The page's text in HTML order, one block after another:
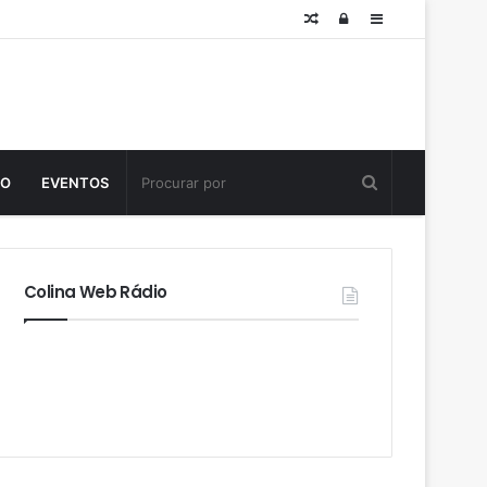
Sidebar
Log
Posts
EVENTOS
Colina Web Rádio